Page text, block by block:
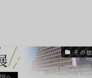
その他